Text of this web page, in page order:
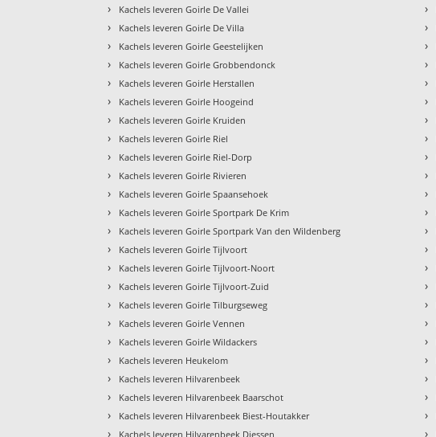
› Kachels leveren Goirle De Vallei
› Kachels leveren Goirle De Villa
› Kachels leveren Goirle Geestelijken
› Kachels leveren Goirle Grobbendonck
› Kachels leveren Goirle Herstallen
› Kachels leveren Goirle Hoogeind
› Kachels leveren Goirle Kruiden
› Kachels leveren Goirle Riel
› Kachels leveren Goirle Riel-Dorp
› Kachels leveren Goirle Rivieren
› Kachels leveren Goirle Spaansehoek
› Kachels leveren Goirle Sportpark De Krim
› Kachels leveren Goirle Sportpark Van den Wildenberg
› Kachels leveren Goirle Tijlvoort
› Kachels leveren Goirle Tijlvoort-Noort
› Kachels leveren Goirle Tijlvoort-Zuid
› Kachels leveren Goirle Tilburgseweg
› Kachels leveren Goirle Vennen
› Kachels leveren Goirle Wildackers
› Kachels leveren Heukelom
› Kachels leveren Hilvarenbeek
› Kachels leveren Hilvarenbeek Baarschot
› Kachels leveren Hilvarenbeek Biest-Houtakker
› Kachels leveren Hilvarenbeek Diessen
›
›
›
›
›
›
›
›
›
›
›
›
›
›
›
›
›
›
›
›
›
›
›
›